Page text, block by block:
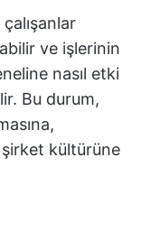
ve işlerinin
nasıl etki
Bu durum,
kültürüne